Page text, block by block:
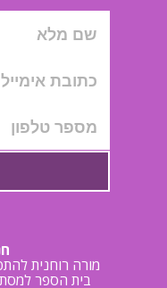
מורה רוחנית
בית הספר